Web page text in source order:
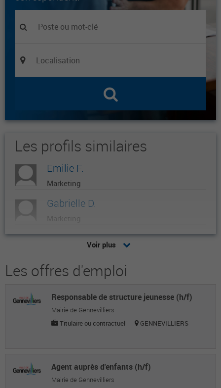
Les profils similaires
Emilie F.
Marketing
Gabrielle D.
Lizi H.
Sana O.
MOKHTAR AMINE B.
Marketing
Annastasia Q.
Voir plus
Les offres d'emploi
Responsable de structure jeunesse (h/f)
Mairie de Gennevilliers
Titulaire ou contractuel
GENNEVILLIERS
Agent auprès d'enfants (h/f)
Mairie de Gennevilliers